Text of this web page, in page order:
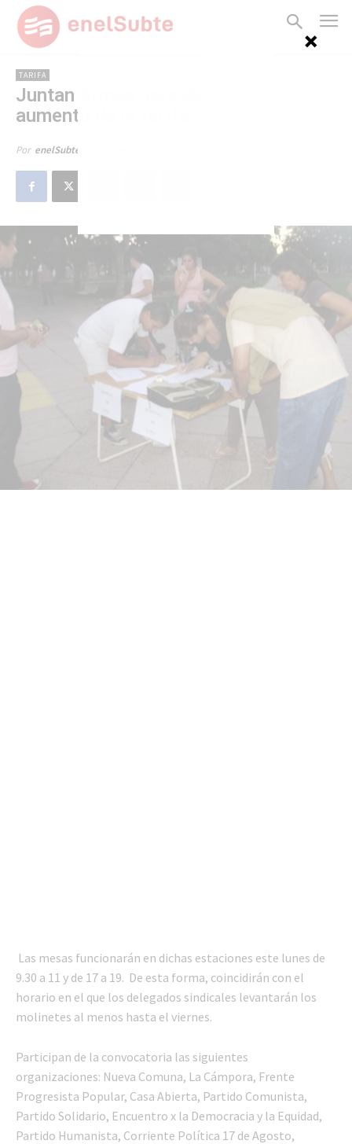
TARIFA
Juntan firmas para detener el
aumento de la tarifa
Por enelSubte
Las mesas funcionarán en dichas estaciones este lunes de
9.30 a 11 y de 17 a 19. De esta forma, coincidirán con el
horario en el que los delegados sindicales levantarán los
molinetes al menos hasta el viernes.
Participan de la convocatoria las siguientes
organizaciones: Nueva Comuna, La Cámpora, Frente
Progresista Popular, Casa Abierta, Partido Comunista,
Partido Solidario, Encuentro x la Democracia y la Equidad,
Partido Humanista, Corriente Política 17 de Agosto,